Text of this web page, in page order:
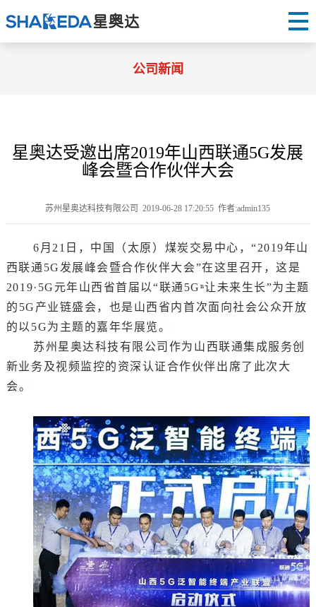
公司新闻
星奥达受邀出席2019年山西联通5G发展
峰会暨合作伙伴大会
苏州星奥达科技有限公司 2019-06-28 17:20:55 作者:admin135
6 月 21 日，中国（太原）煤炭交易中心，“2019年山
西联通 5G 发展峰会暨合作伙伴大会”在这里召开，这是
2019· 5G 元年山西省首届以 “联通 5Gⁿ让未来生长”为主题
的 5G 产业链盛会，也是山西省内首次面向社会公众开放
的以 5G为主题的嘉年华展览。
苏州星奥达科技有限公司 作为 山西联通集成服务创
新业务及视频监控的资深认证合作伙伴出席了此次大
会。